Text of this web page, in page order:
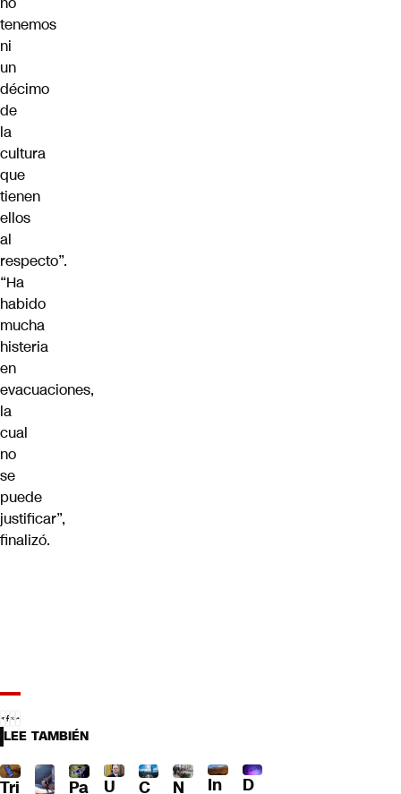
tenemos
ni
un
décimo
de
la
cultura
que
tienen
ellos
al
respecto”.
“Ha
habido
mucha
histeria
en
evacuaciones,
la
cual
no
se
puede
justificar”,
finalizó.
LEE TAMBIÉN
Tri
Pa
U
C
N
In
D